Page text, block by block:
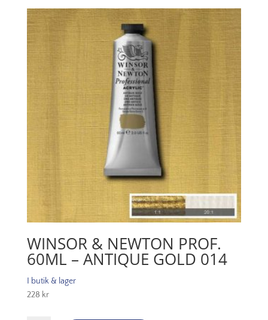
Burnt
umber
076
mängd
WINSOR & NEWTON PROF.
60ML – ANTIQUE GOLD 014
I butik & lager
228 kr